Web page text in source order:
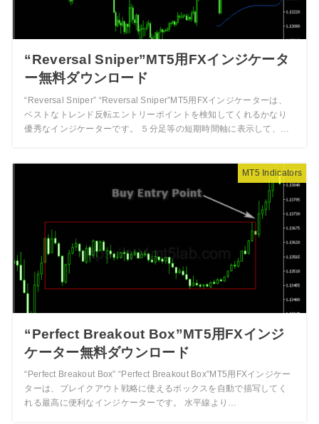
“Reversal Sniper”MT5用FXインジケータ
ー無料ダウンロード
“Reversal Sniper” “Reversal Sniper”MT5用FXインジケーターは、
ベストなトレンド反転エントリーポイントを検知してくれるかなり
優秀なインジケーターです。 ５分足等の短期時間軸に表示して、…
MT5 Indicators
“Perfect Breakout Box”MT5用FXインジ
ケーター無料ダウンロード
“Perfect Breakout Box” “Perfect Breakout Box”MT5用FXインジケー
ターは、ブレイクアウト戦略に使えるボックスを自動で描写してく
れる最高に便利なインジケーターです。 水平線より…